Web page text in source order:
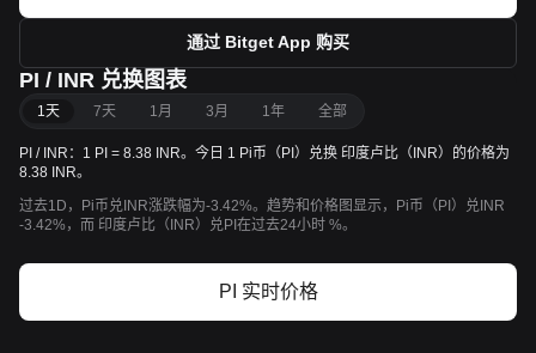
通过 Bitget App 购买
PI / INR 兑换图表
1天 7天 1月 3月 1年 全部
PI / INR：1 PI = 8.38 INR。今日 1 Pi币（PI）兑换 印度卢比（INR）的价格为
8.38 INR。
过去1D，Pi币兑INR涨跌幅为-3.42%。趋势和价格图显示，Pi币（PI）兑INR
-3.42%，而 印度卢比（INR）兑PI在过去24小时 %。
PI 实时价格